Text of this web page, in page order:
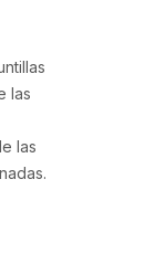
las
las